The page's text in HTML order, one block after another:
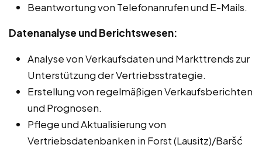
Beantwortung von Telefonanrufen und E-Mails.
Datenanalyse und Berichtswesen:
Analyse von Verkaufsdaten und Markttrends zur
Unterstützung der Vertriebsstrategie.
Erstellung von regelmäßigen Verkaufsberichten
und Prognosen.
Pflege und Aktualisierung von
Vertriebsdatenbanken in Forst (Lausitz)/Baršć